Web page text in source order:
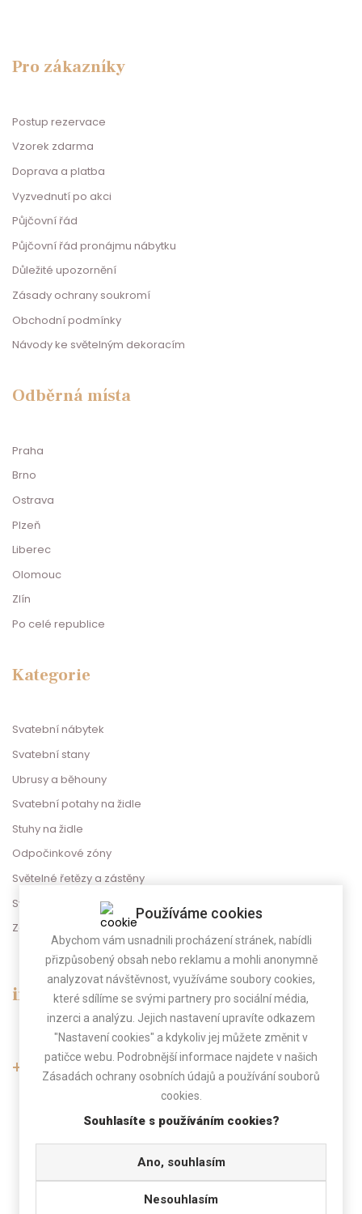
Pro zákazníky
Postup rezervace
Vzorek zdarma
Doprava a platba
Vyzvednutí po akci
Půjčovní řád
Půjčovní řád pronájmu nábytku
Důležité upozornění
Zásady ochrany soukromí
Obchodní podmínky
Návody ke světelným dekoracím
Odběrná místa
Praha
Brno
Ostrava
Plzeň
Liberec
Olomouc
Zlín
Po celé republice
Kategorie
Svatební nábytek
Svatební stany
Ubrusy a běhouny
Svatební potahy na židle
Stuhy na židle
Odpočinkové zóny
Světelné řetězy a zástěny
Svatební dekorace
Zábava na svatbu
info@gregorevent.cz
+420 775 025 800
Pokud telefon nebereme, zavoláme Vám zpět.
Používáme cookies
Abychom vám usnadnili procházení stránek, nabídli
přizpůsobený obsah nebo reklamu a mohli anonymně
analyzovat návštěvnost, využíváme soubory cookies,
které sdílíme se svými partnery pro sociální média,
inzerci a analýzu. Jejich nastavení upravíte odkazem
"Nastavení cookies" a kdykoliv jej můžete změnit v
patičce webu. Podrobnější informace najdete v našich
Zásadách ochrany osobních údajů a používání souborů
cookies.
Souhlasíte s používáním cookies?
Ano, souhlasím
Nesouhlasím